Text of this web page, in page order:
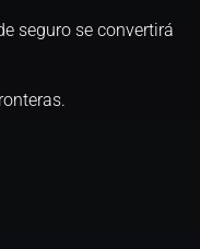
seguro se convertirá